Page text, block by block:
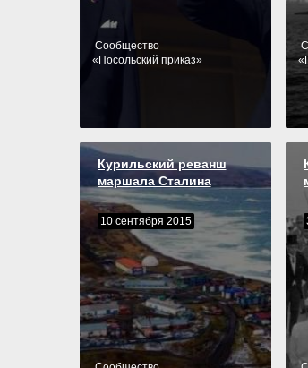
Cообщество
« Посольский приказ»
«
Курильский реванш
маршала Сталина
10 сентября 2015